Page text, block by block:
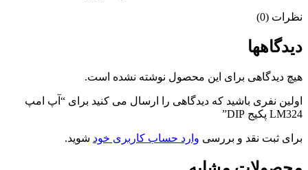
نظرات (0)
دیدگاهها
هیچ دیدگاهی برای این محصول نوشته نشده است.
اولین نفری باشید که دیدگاهی را ارسال می کنید برای “آپ امپ
LM324 پکیج DIP”
برای ثبت نقد و بررسی وارد حساب کاربری خود شوید.